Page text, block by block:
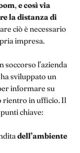
, e così via
la distanza di
ciò è necessario
impresa.
soccorso l’azienda
sviluppato un
informare su
rientro in ufficio. Il
chiave:
dell’ambiente